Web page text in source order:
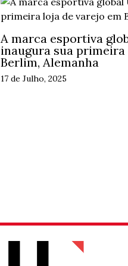
A marca esportiva
inaugura sua
Berlim, Alemanha
17 de Julho, 2025